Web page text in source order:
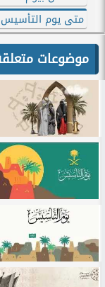
متى يوم التأسيس
موضوعات